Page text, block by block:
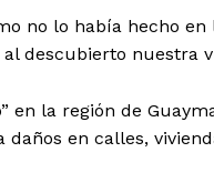
no lo había hecho
descubierto nuestra
en la región de
en calles,